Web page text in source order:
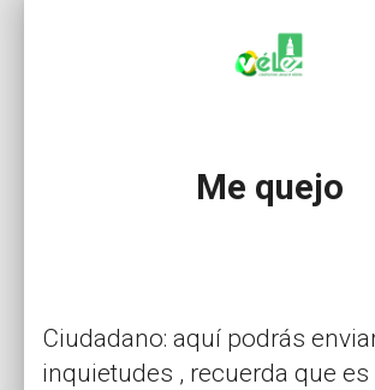
Me quejo
Ciudadano: aquí podrás
inquietudes , recuerda que